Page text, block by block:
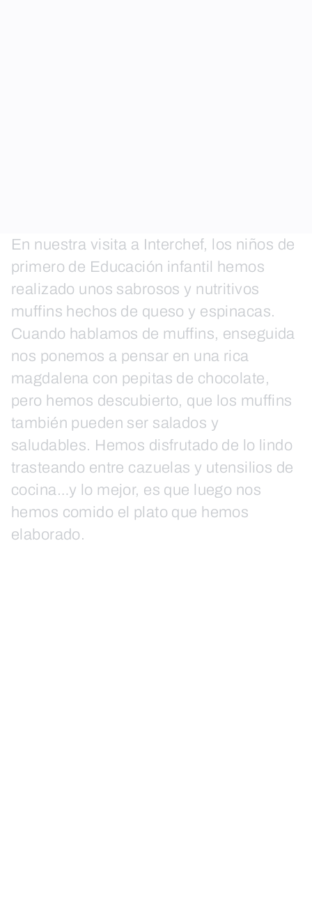
En nuestra visita a Interchef, los niños de
primero de Educación infantil hemos
realizado unos sabrosos y nutritivos
muffins hechos de queso y espinacas.
Cuando hablamos de muffins, enseguida
nos ponemos a pensar en una rica
magdalena con pepitas de chocolate,
pero hemos descubierto, que los muffins
también pueden ser salados y
saludables. Hemos disfrutado de lo lindo
trasteando entre cazuelas y utensilios de
cocina…y lo mejor, es que luego nos
hemos comido el plato que hemos
elaborado.